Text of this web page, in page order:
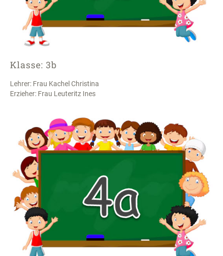
Klasse: 3b
Lehrer: Frau Kachel Christina
Erzieher: Frau Leuteritz Ines